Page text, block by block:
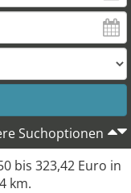
Suchoptionen
bis 323,42 Euro in
km.